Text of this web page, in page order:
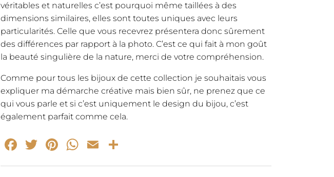
véritables et naturelles c’est pourquoi même taillées à des
dimensions similaires, elles sont toutes uniques avec leurs
particularités. Celle que vous recevrez présentera donc sûrement
des différences par rapport à la photo. C’est ce qui fait à mon goût
la beauté singulière de la nature, merci de votre compréhension.
Comme pour tous les bijoux de cette collection je souhaitais vous
expliquer ma démarche créative mais bien sûr, ne prenez que ce
qui vous parle et si c’est uniquement le design du bijou, c’est
également parfait comme cela.
Facebook
Twitter
Pinterest
WhatsApp
Email